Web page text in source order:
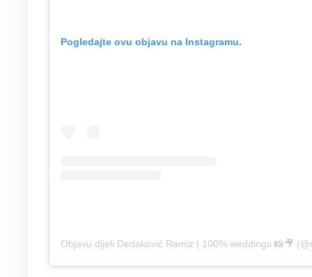
Pogledajte ovu objavu na Instagramu.
Objavu dijeli Dedaković Ramiz | 100% weddings 📸🎥